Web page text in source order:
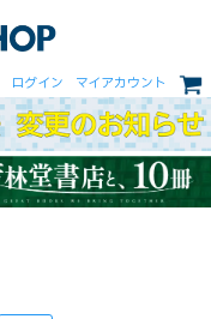
ログイン マイアカウント